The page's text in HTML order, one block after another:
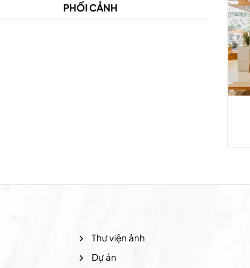
PHỐI CẢNH
Thư viện ảnh
Dự án